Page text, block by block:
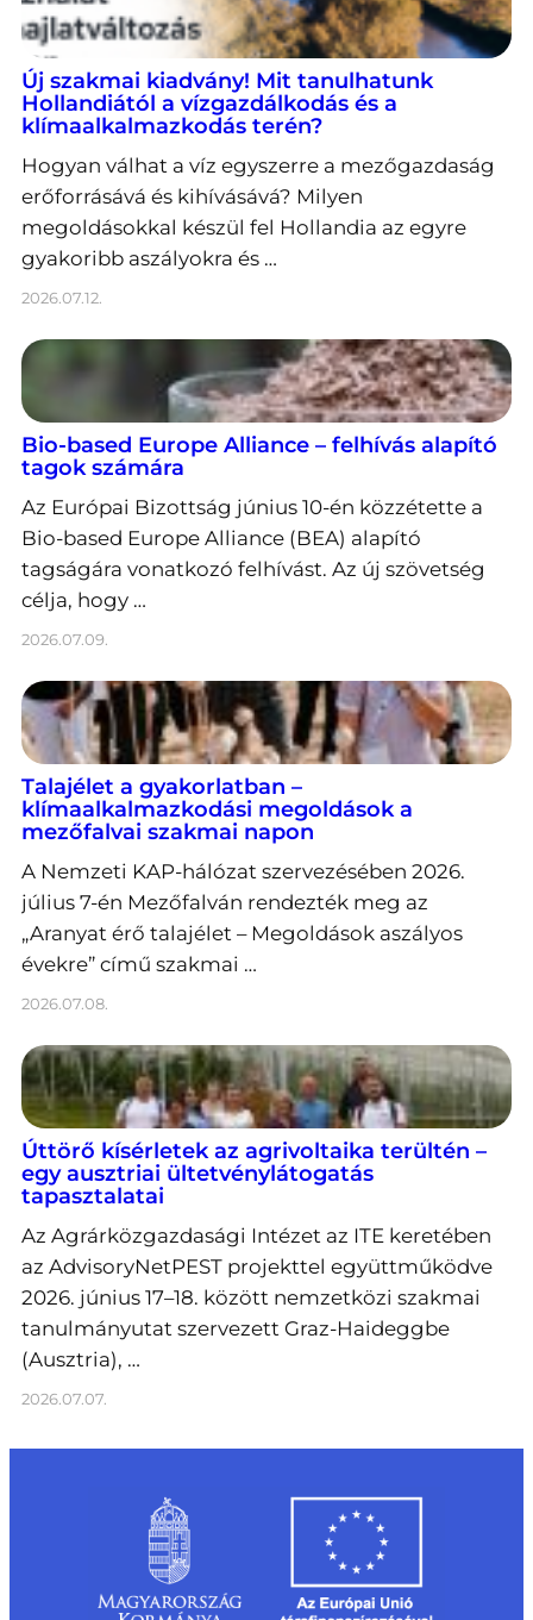
Új szakmai kiadvány! Mit tanulhatunk
Hollandiától a vízgazdálkodás és a
klímaalkalmazkodás terén?
Hogyan válhat a víz egyszerre a mezőgazdaság
erőforrásává és kihívásává? Milyen
megoldásokkal készül fel Hollandia az egyre
gyakoribb aszályokra és …
2026.07.12.
Bio-based Europe Alliance – felhívás alapító
tagok számára
Az Európai Bizottság június 10-én közzétette a
Bio-based Europe Alliance (BEA) alapító
tagságára vonatkozó felhívást. Az új szövetség
célja, hogy …
2026.07.09.
Talajélet a gyakorlatban –
klímaalkalmazkodási megoldások a
mezőfalvai szakmai napon
A Nemzeti KAP-hálózat szervezésében 2026.
július 7-én Mezőfalván rendezték meg az
„Aranyat érő talajélet – Megoldások aszályos
évekre” című szakmai …
2026.07.08.
Úttörő kísérletek az agrivoltaika terültén –
egy ausztriai ültetvénylátogatás
tapasztalatai
Az Agrárközgazdasági Intézet az ITE keretében
az AdvisoryNetPEST projekttel együttműködve
2026. június 17–18. között nemzetközi szakmai
tanulmányutat szervezett Graz-Haideggbe
(Ausztria), …
2026.07.07.